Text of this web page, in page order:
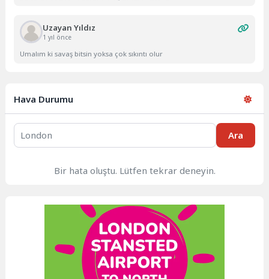
Uzayan Yıldız
1 yıl önce
Umalım ki savaş bitsin yoksa çok sıkıntı olur
Hava Durumu
Ara
Bir hata oluştu. Lütfen tekrar deneyin.